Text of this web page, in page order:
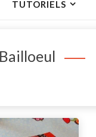
TUTORIELS